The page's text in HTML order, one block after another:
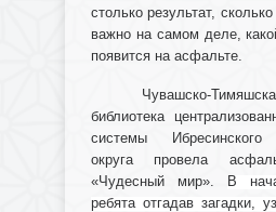
столько результат,
важно на самом деле,
появится на асфальте.
Чувашско-
библиотека
системы Ибресинского
округа провела
«Чудесный мир». В
ребята отгадав загадки,